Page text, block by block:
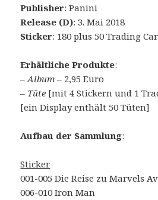
Publisher: Panini
Release (D): 3. Mai 2018
Sticker: 180 plus 50 Trading
Erhältliche Produkte:
–Album – 2,95 Euro
– Tüte [mit 4 Stickern und 1
[ein Display enthält 50 Tüten]
Aufbau der Sammlung:
Sticker
001-005 Die Reise zu Marvels
006-010 Iron Man